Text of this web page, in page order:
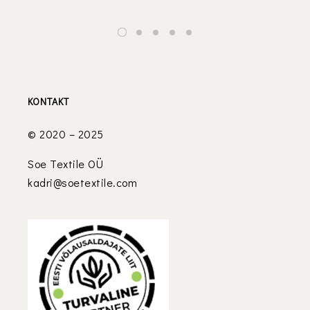
KONTAKT
© 2020 – 2025
Soe Textile OÜ
kadri@soetextile.com